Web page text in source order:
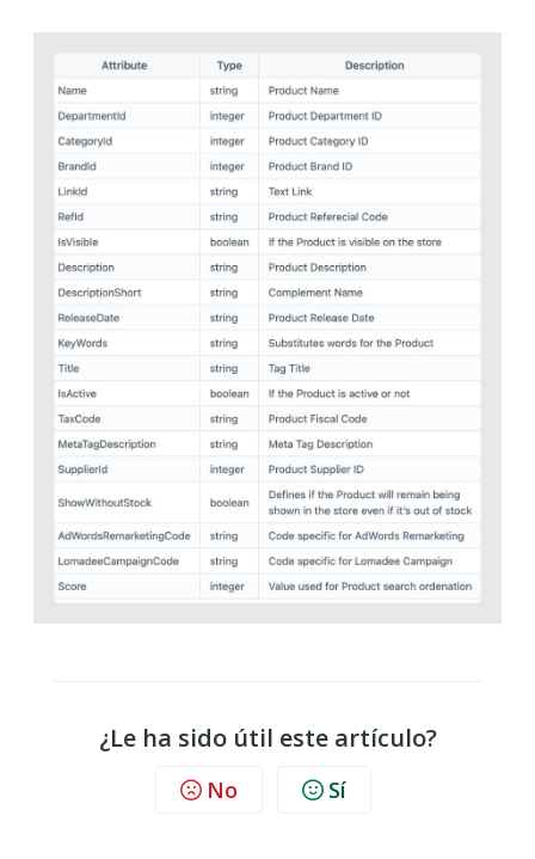
¿Le ha sido útil este artículo?
No Sí